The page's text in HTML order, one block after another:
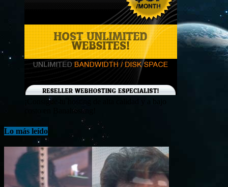
¡Consigue tu hosting de alta calidad y a bajo
costo en Banahosting!
Lo más leído